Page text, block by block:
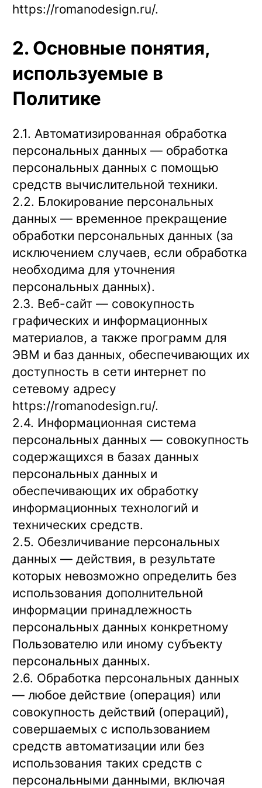
https://romanodesign.ru/.
2. Основные понятия,
используемые в
Политике
2.1. Автоматизированная обработка
персональных данных — обработка
персональных данных с помощью
средств вычислительной техники.
2.2. Блокирование персональных
данных — временное прекращение
обработки персональных данных (за
исключением случаев, если обработка
необходима для уточнения
персональных данных).
2.3. Веб-сайт — совокупность
графических и информационных
материалов, а также программ для
ЭВМ и баз данных, обеспечивающих их
доступность в сети интернет по
сетевому адресу
https://romanodesign.ru/.
2.4. Информационная система
персональных данных — совокупность
содержащихся в базах данных
персональных данных и
обеспечивающих их обработку
информационных технологий и
технических средств.
2.5. Обезличивание персональных
данных — действия, в результате
которых невозможно определить без
использования дополнительной
информации принадлежность
персональных данных конкретному
Пользователю или иному субъекту
персональных данных.
2.6. Обработка персональных данных
— любое действие (операция) или
совокупность действий (операций),
совершаемых с использованием
средств автоматизации или без
использования таких средств с
персональными данными, включая